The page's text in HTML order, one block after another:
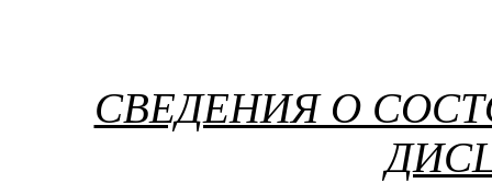
СВЕДЕНИЯ О